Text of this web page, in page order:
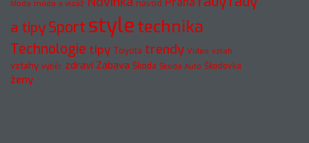
Móda móda a vizáž návod
a tipySport styletechnika
Technologie tipy Toyota trendy Video vztah
vztahy výběr zdraví Zábava Škoda Škoda Auto Škodovka
ženy